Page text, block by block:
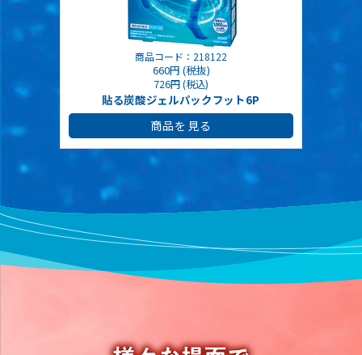
商品コード：218122
660円 (税抜)
726円 (税込)
貼る炭酸ジェルパックフット6P